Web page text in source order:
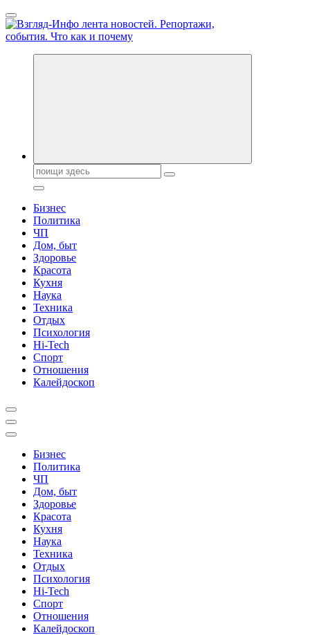
Перейти
к
содержанию
Обо всем и обо всех, что зачем и почему. Новости политики,
Поиск:
Бизнес
Политика
ЧП
Дом, быт
Здоровье
Красота
Кухня
Наука
Техника
Отдых
Психология
Hi-Tech
Спорт
Отношения
Калейдоскоп
Бизнес
Политика
ЧП
Дом, быт
Здоровье
Красота
Кухня
Наука
Техника
Отдых
Психология
Hi-Tech
Спорт
Отношения
Калейдоскоп